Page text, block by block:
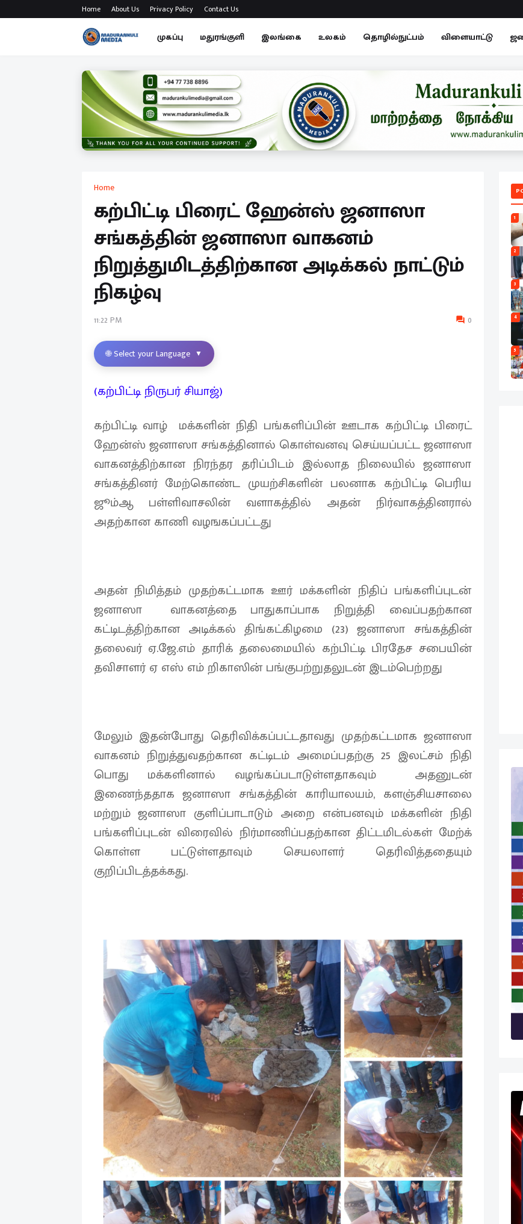
Home About Us Privacy Policy Contact Us
முகப்பு மதுரங்குளி இலங்கை உலகம் தொழில்நுட்பம் விளையாட்டு
Home
கற்பிட்டி பிரைட் ஹேன்ஸ் ஜனாஸா
சங்கத்தின் ஜனாஸா வாகனம்
நிறுத்துமிடத்திற்கான அடிக்கல் நாட்டும்
நிகழ்வு
11:22 PM 0
🌐 Select your Language ▼
(கற்பிட்டி நிருபர் சியாஜ்)
கற்பிட்டி வாழ் மக்களின் நிதி பங்களிப்பின் ஊடாக கற்பிட்டி பிரைட்
ஹேன்ஸ் ஜனாஸா சங்கத்தினால் கொள்வனவு செய்யப்பட்ட ஜனாஸா
வாகனத்திற்கான நிரந்தர தரிப்பிடம் இல்லாத நிலையில் ஜனாஸா
சங்கத்தினர் மேற்கொண்ட முயற்சிகளின் பலனாக கற்பிட்டி பெரிய
ஜூம்ஆ பள்ளிவாசலின் வளாகத்தில் அதன் நிர்வாகத்தினரால்
அதற்கான காணி வழஙகப்பட்டது
அதன் நிமித்தம் முதற்கட்டமாக ஊர் மக்களின் நிதிப் பங்களிப்புடன்
ஜனாஸா வாகனத்தை பாதுகாப்பாக நிறுத்தி வைப்பதற்கான
கட்டிடத்திற்கான அடிக்கல் திங்கட்கிழமை (23) ஜனாஸா சங்கத்தின்
தலைவர் ஏ.ஜே.எம் தாரிக் தலைமையில் கற்பிட்டி பிரதேச சபையின்
தவிசாளர் ஏ எஸ் எம் றிகாஸின் பங்குபற்றுதலுடன் இடம்பெற்றது
மேலும் இதன்போது தெரிவிக்கப்பட்டதாவது முதற்கட்டமாக ஜனாஸா
வாகனம் நிறுத்துவதற்கான கட்டிடம் அமைப்பதற்கு 25 இலட்சம் நிதி
பொது மக்களினால் வழங்கப்படாடுள்ளதாகவும் அதனுடன்
இணைந்ததாக ஜனாஸா சங்கத்தின் காரியாலயம், களஞ்சியசாலை
மற்றும் ஜனாஸா குளிப்பாடாடும் அறை என்பனவும் மக்களின் நிதி
பங்களிப்புடன் விரைவில் நிர்மாணிப்பதற்கான திட்டமிடல்கள் மேற்க்
கொள்ள பட்டுள்ளதாவும் செயலாளர் தெரிவித்ததையும்
குறிப்பிடத்தக்கது.
1
2
3
4
5